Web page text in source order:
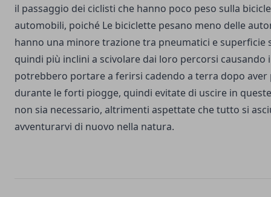
il passaggio dei ciclisti che hanno poco peso sulla
automobili, poiché Le biciclette pesano meno delle
hanno una minore trazione tra pneumatici e superficie
quindi più inclini a scivolare dai loro percorsi causando
potrebbero portare a ferirsi cadendo a terra dopo
durante le forti piogge, quindi evitate di uscire in
non sia necessario, altrimenti aspettate che tutto si
avventurarvi di nuovo nella natura.